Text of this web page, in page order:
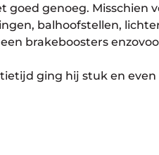
genoeg. Misschien
balhoofstellen,
brakeboosters
ging hij stuk en